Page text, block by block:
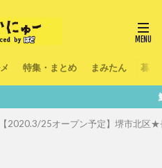
特集・まとめ まみたん 暮ら
鮮度100％！堺・南
【2020.3/25オープン予定】堺市北区